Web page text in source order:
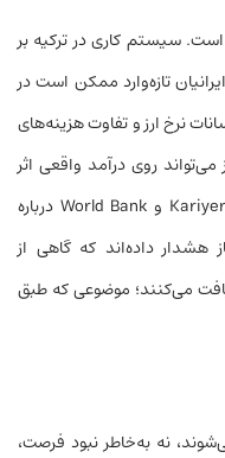
سیستم کاری در ترکیه بر
تازه‌وارد ممکن است در
نرخ ارز و تفاوت هزینه‌های
روی درآمد واقعی اثر
بگذارد. در کنار آن، گزارش‌های رسمی Kariyer.net و World Bank درباره
داده‌اند که گاهی از
می‌کنند؛ موضوعی که طبق
نه به‌خاطر نبود فرصت،